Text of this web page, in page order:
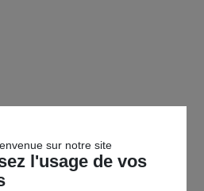
sur notre site
l'usage de vos